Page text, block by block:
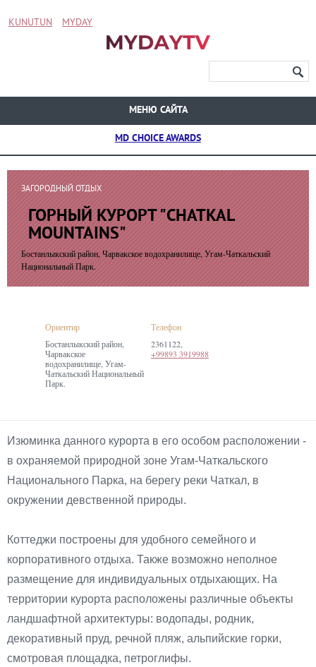
KUNUTUN MYDAY
МЕНЮ САЙТА
MD CHOICE AWARDS
ЗАГОРОДНЫЙ ОТДЫХ
ГОРНЫЙ КУРОРТ "CHATKAL
MOUNTAINS"
Бостанлыкский район, Чарвакское водохранилище, Угам-Чаткальский
Национальный Парк.
Ориентир
Бостанлыкский район,
Чарвакское
водохранилище, Угам-
Чаткальский Национальный
Парк.
Телефон
2361122,
+99893 3919988
Изюминка данного курорта в его особом расположении -
в охраняемой природной зоне Угам-Чаткальского
Национального Парка, на берегу реки Чаткал, в
окружении девственной природы.
Коттеджи построены для удобного семейного и
корпоративного отдыха. Также возможно неполное
размещение для индивидуальных отдыхающих. На
территории курорта расположены различные объекты
ландшафтной архитектуры: водопады, родник,
декоративный пруд, речной пляж, альпийские горки,
смотровая площадка, петроглифы.